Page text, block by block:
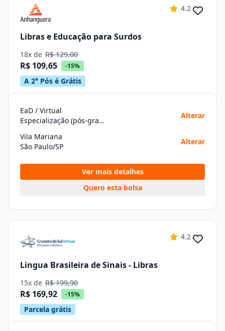
4.2
Libras e Educação para Surdos
18x de R$ 129,00
R$ 109,65 -15%
A 2° Pós é Grátis
EaD / Virtual
Especialização (pós-graduação)
Alterar
Vila Mariana
São Paulo/SP
Alterar
Ver mais detalhes
Quero esta bolsa
4.2
Lingua Brasileira de Sinais - Libras
15x de R$ 199,90
R$ 169,92 -15%
Parcela grátis